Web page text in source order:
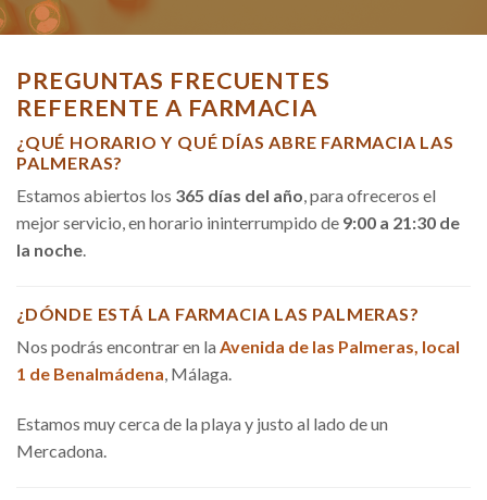
PREGUNTAS FRECUENTES
REFERENTE A FARMACIA
¿QUÉ HORARIO Y QUÉ DÍAS ABRE FARMACIA LAS
PALMERAS?
Estamos abiertos los 365 días del año, para ofreceros el
mejor servicio, en horario ininterrumpido de 9:00 a 21:30 de
la noche.
¿DÓNDE ESTÁ LA FARMACIA LAS PALMERAS?
Nos podrás encontrar en la Avenida de las Palmeras, local
1 de Benalmádena, Málaga.
Estamos muy cerca de la playa y justo al lado de un
Mercadona.